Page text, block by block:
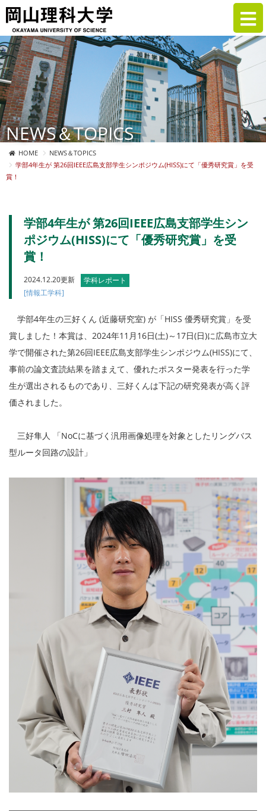
NEWS＆TOPICS
HOME
NEWS＆TOPICS
学部4年生が 第26回IEEE広島支部学生シンポジウム(HISS)にて「優秀研究賞」を受
賞！
学部4年生が 第26回IEEE広島支部学生シン
ポジウム(HISS)にて「優秀研究賞」を受
賞！
2024.12.20更新
学科レポート
[情報工学科]
学部4年生の三好くん (近藤研究室) が「HISS 優秀研究賞」を受
賞しました！本賞は、2024年11月16日(土)～17日(日)に広島市立大
学で開催された第26回IEEE広島支部学生シンポジウム(HISS)にて、
事前の論文査読結果を踏まえて、優れたポスター発表を行った学
生が選出されるものであり、三好くんは下記の研究発表が高く評
価されました。
三好隼人 「NoCに基づく汎用画像処理を対象としたリングバス
型ルータ回路の設計」